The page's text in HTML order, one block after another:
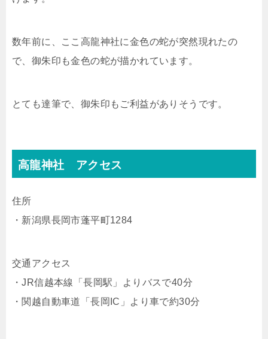
数年前に、ここ高龍神社に金色の蛇が突然現れたの
で、御朱印も金色の蛇が描かれています。
とても達筆で、御朱印もご利益がありそうです。
高龍神社 アクセス
住所
・新潟県長岡市蓬平町1284
交通アクセス
・JR信越本線「長岡駅」よりバスで40分
・関越自動車道「長岡IC」より車で約30分